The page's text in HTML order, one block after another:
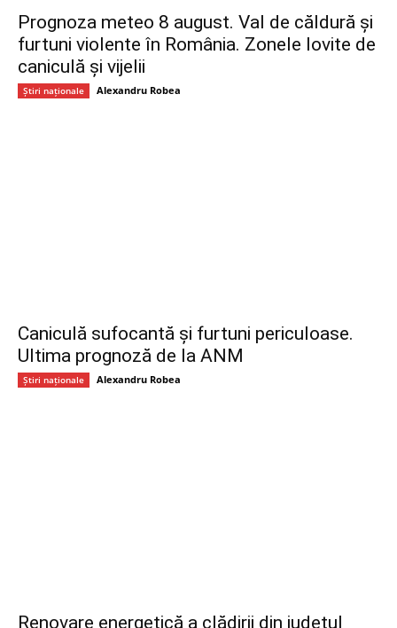
Prognoza meteo 8 august. Val de căldură și
furtuni violente în România. Zonele lovite de
caniculă și vijelii
Știri naționale Alexandru Robea
Caniculă sufocantă și furtuni periculoase.
Ultima prognoză de la ANM
Știri naționale Alexandru Robea
Renovare energetică a clădirii din judetul